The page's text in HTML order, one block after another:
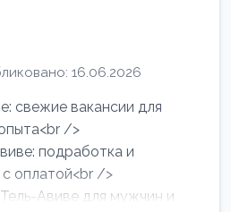
16.06.2026
свежие вакансии для
/>
подработка и
оплатой<br />
Авиве для мужчин и